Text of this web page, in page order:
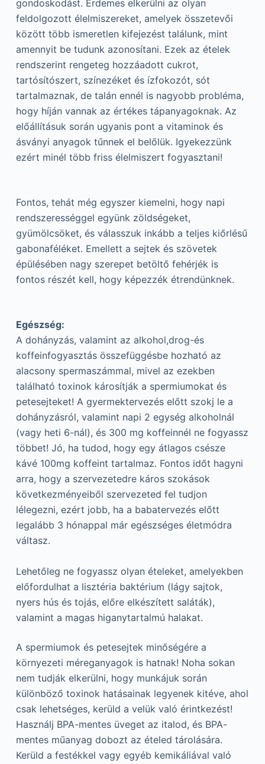
gondoskodást. Érdemes elkerülni az olyan
feldolgozott élelmiszereket, amelyek összetevői
között több ismeretlen kifejezést találunk, mint
amennyit be tudunk azonosítani. Ezek az ételek
rendszerint rengeteg hozzáadott cukrot,
tartósítószert, színezéket és ízfokozót, sót
tartalmaznak, de talán ennél is nagyobb probléma,
hogy híján vannak az értékes tápanyagoknak. Az
előállításuk során ugyanis pont a vitaminok és
ásványi anyagok tűnnek el belőlük. Igyekezzünk
ezért minél több friss élelmiszert fogyasztani!
Fontos, tehát még egyszer kiemelni, hogy napi
rendszerességgel együnk zöldségeket,
gyümölcsöket, és válasszuk inkább a teljes kiőrlésű
gabonaféléket. Emellett a sejtek és szövetek
épülésében nagy szerepet betöltő fehérjék is
fontos részét kell, hogy képezzék étrendünknek.
Egészség:
A dohányzás, valamint az alkohol,drog-és
koffeinfogyasztás összefüggésbe hozható az
alacsony spermaszámmal, mivel az ezekben
található toxinok károsítják a spermiumokat és
petesejteket! A gyermektervezés előtt szokj le a
dohányzásról, valamint napi 2 egység alkoholnál
(vagy heti 6-nál), és 300 mg koffeinnél ne fogyassz
többet! Jó, ha tudod, hogy egy átlagos csésze
kávé 100mg koffeint tartalmaz. Fontos időt hagyni
arra, hogy a szervezetedre káros szokások
következményeiből szervezeted fel tudjon
lélegezni, ezért jobb, ha a babatervezés előtt
legalább 3 hónappal már egészséges életmódra
váltasz.
Lehetőleg ne fogyassz olyan ételeket, amelyekben
előfordulhat a lisztéria baktérium (lágy sajtok,
nyers hús és tojás, előre elkészített saláták),
valamint a magas higanytartalmú halakat.
A spermiumok és petesejtek minőségére a
környezeti méreganyagok is hatnak! Noha sokan
nem tudják elkerülni, hogy munkájuk során
különböző toxinok hatásainak legyenek kitéve, ahol
csak lehetséges, kerüld a velük való érintkezést!
Használj BPA-mentes üveget az italod, és BPA-
mentes műanyag dobozt az ételed tárolására.
Kerüld a festékkel vagy egyéb kemikáliával való